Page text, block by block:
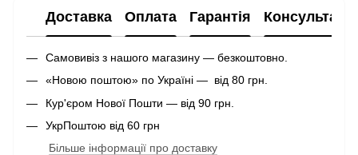
Доставка Оплата Гарантія Консультація
Самовивіз з нашого магазину — безкоштовно.
«Новою поштою» по Україні — від 80 грн.
Кур'єром Нової Пошти — від 90 грн.
УкрПоштою від 60 грн
Більше інформації про доставку